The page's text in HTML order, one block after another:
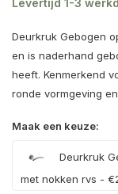
Levertijd 1-3
Deurkruk Gebogen
en is naderhand
heeft. Kenmerkend
ronde vormgeving
Maak een keuze:
Deurkruk
met nokken rvs -